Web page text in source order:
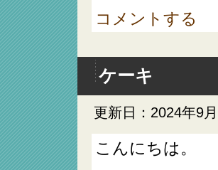
コメントする
ケーキ
更新日：2024年9
こんにちは。